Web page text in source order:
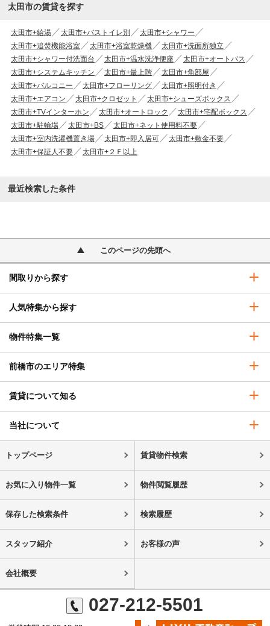
太田市の賃貸を探す
太田市+給湯 太田市+バストイレ別
太田市+シャワー
太田市+追焚機能浴室
太田市+浴室乾燥機
太田市+洗面所独立
太田市+シャワー付洗面台
太田市+温水洗浄便座
太田市+オートバス
太田市+システムキッチン
太田市+最上階
太田市+角部屋
太田市+バルコニー
太田市+フローリング
太田市+照明付き
太田市+エアコン
太田市+クロゼット
太田市+シューズボックス
太田市+TVインターホン
太田市+オートロック
太田市+宅配ボックス
太田市+駐輪場
太田市+BS
太田市+ネット使用料不要
太田市+室内洗濯機置き場
太田市+即入居可
太田市+敷金不要
太田市+保証人不要
太田市+２Ｆ以上
最近検索した条件
このページの先頭へ
間取りから探す
人気特集から探す
物件特集一覧
前橋市のエリア特集
賃貸について知る
当社について
トップページ 賃貸物件検索
お気に入り物件一覧 物件閲覧履歴
保存した検索条件 検索履歴
スタッフ紹介 お客様の声
会社概要
027-212-5501